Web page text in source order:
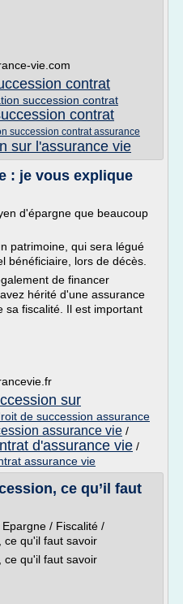
vie.com
contrat
succession contrat
contrat
succession contrat assurance
sur l'assurance vie
: je vous explique
d'épargne que beaucoup
patrimoine, qui sera légué
bénéficiaire, lors de décès.
de financer
hérité d'une assurance
sa fiscalité. Il est important
sur
de succession assurance
assurance vie /
d'assurance vie /
assurance vie
ce qu’il faut
/ Fiscalité /
ce qu'il faut savoir
ce qu'il faut savoir